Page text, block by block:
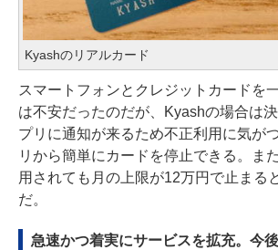
Kyashのリアルカード
スマートフォンとクレジットカードを
は不安だったのだが、Kyashの場合は
プリに通知が来るため不正利用に気が
リから簡単にカードを停止できる。ま
用されても月の上限が12万円で止まる
だ。
急速かつ着実にサービスを拡充。今